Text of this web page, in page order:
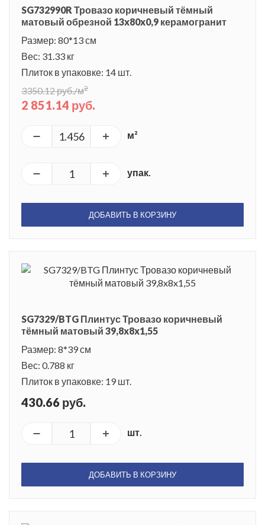
SG732990R Тровазо коричневый тёмный
матовый обрезной 13x80x0,9 керамогранит
Размер: 80*13 см
Вес: 31.33 кг
Плиток в упаковке: 14 шт.
3350.12 руб./м2
2 851.14 руб.
м²
упак.
ДОБАВИТЬ В КОРЗИНУ
SG7329/BTG Плинтус Тровазо коричневый
тёмный матовый 39,8x8x1,55
Размер: 8*39 см
Вес: 0.788 кг
Плиток в упаковке: 19 шт.
430.66 руб.
шт.
ДОБАВИТЬ В КОРЗИНУ